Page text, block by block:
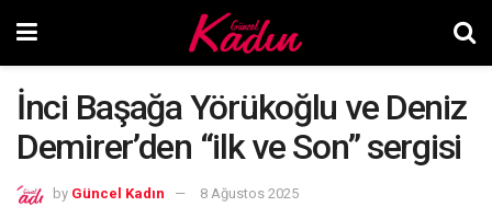
İnci Başağa Yörükoğlu ve Deniz
Demirer’den “ilk ve Son” sergisi
by Güncel Kadın 8 Ağustos 2025